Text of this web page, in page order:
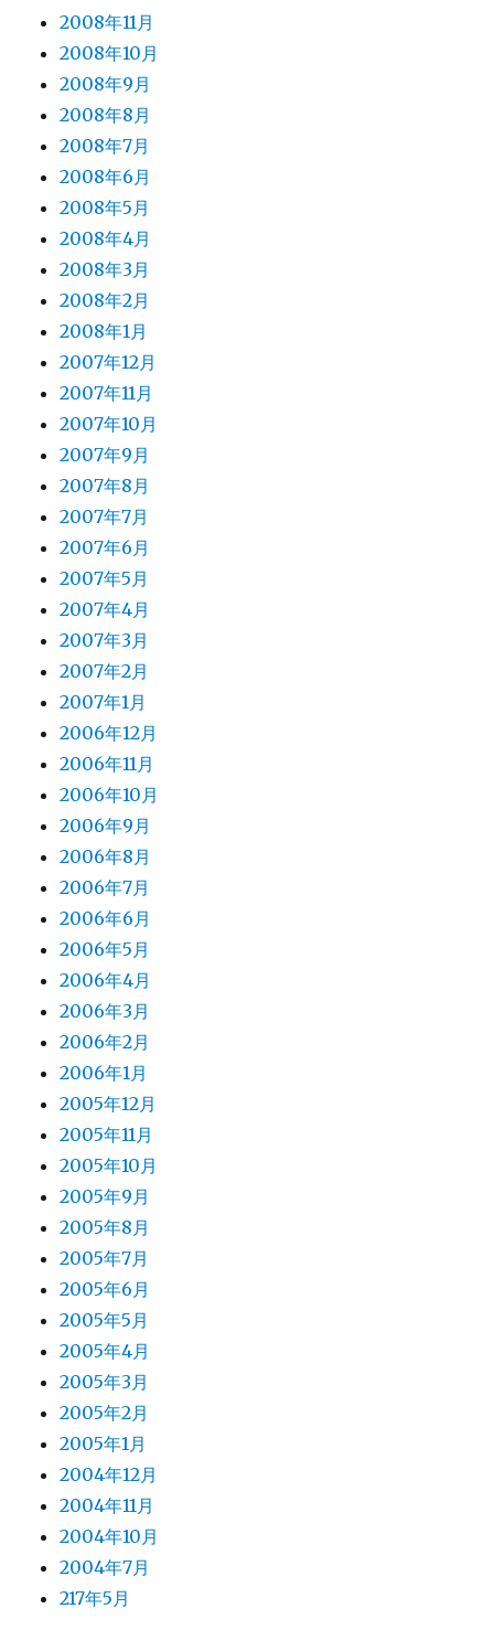
2008年11月
2008年10月
2008年9月
2008年8月
2008年7月
2008年6月
2008年5月
2008年4月
2008年3月
2008年2月
2008年1月
2007年12月
2007年11月
2007年10月
2007年9月
2007年8月
2007年7月
2007年6月
2007年5月
2007年4月
2007年3月
2007年2月
2007年1月
2006年12月
2006年11月
2006年10月
2006年9月
2006年8月
2006年7月
2006年6月
2006年5月
2006年4月
2006年3月
2006年2月
2006年1月
2005年12月
2005年11月
2005年10月
2005年9月
2005年8月
2005年7月
2005年6月
2005年5月
2005年4月
2005年3月
2005年2月
2005年1月
2004年12月
2004年11月
2004年10月
2004年7月
217年5月